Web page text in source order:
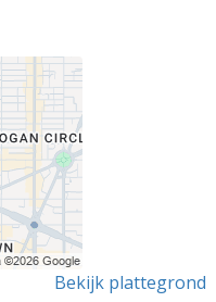
Bekijk plattegrond